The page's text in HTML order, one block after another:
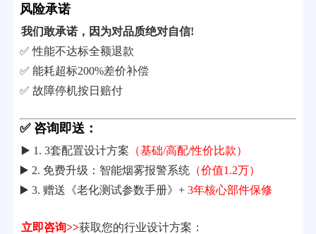
风险承诺
我们敢承诺，因为对品质绝对自信!
✅ 性能不达标全额退款
✅ 能耗超标200%差价补偿
✅ 故障停机按日赔付
✅ 咨询即送：
▶️ 1. 3套配置设计方案 （基础/高配/性价比款）
▶️ 2. 免费升级：智能烟雾报警系统（价值1.2万）
▶️ 3. 赠送《老化测试参数手册》+ 3年核心部件保修
立即咨询>>获取您的行业设计方案：